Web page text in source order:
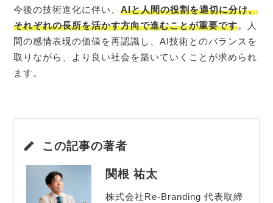
今後の技術進化に伴い、AIと人間の役割を適切に分け、
それぞれの長所を活かす方向で進むことが重要です。人
間の感情表現の価値を再認識し、AI技術とのバランスを
取りながら、より良い社会を築いていくことが求められ
ます。
この記事の著者
関根 祐太
株式会社Re-Branding 代表取締